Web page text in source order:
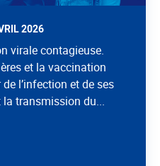
2026
virale contagieuse.
et la vaccination
l’infection et de ses
transmission du...